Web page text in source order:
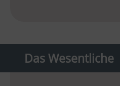
Das Wesentliche